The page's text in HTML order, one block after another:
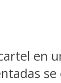
en